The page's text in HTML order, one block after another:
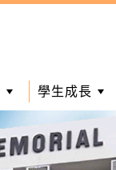
學生成長